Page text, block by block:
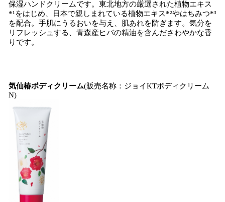
保湿ハンドクリームです。東北地方の厳選された植物エキス
*¹をはじめ、日本で親しまれている植物エキス*²やはちみつ*³
を配合。手肌にうるおいを与え、肌あれを防ぎます。気分を
リフレッシュする、青森産ヒバの精油を含んださわやかな香
りです。
気仙椿ボディクリーム(販売名称：ジョイKTボディクリーム
N)